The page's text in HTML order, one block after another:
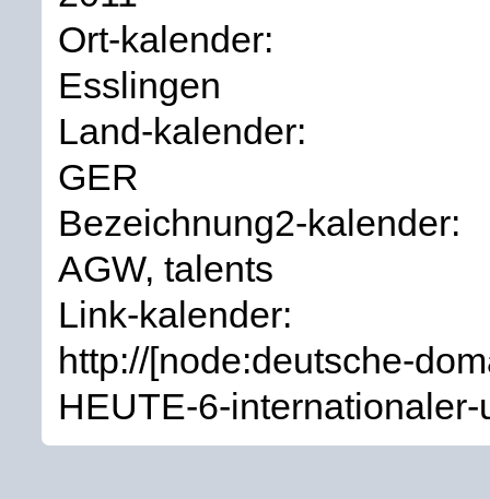
Ort-kalender:
Esslingen
Land-kalender:
GER
Bezeichnung2-kalender:
AGW, talents
Link-kalender:
http://[node:deutsche-
HEUTE-6-